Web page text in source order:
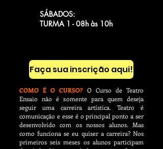
SÁBADOS:
TURMA 1 - 08h às 10h
Faça sua inscrição aqui!
COMO É O CURSO? O Curso de Teatro
Ensaio não é somente para quem deseja
seguir uma carreira artística. Teatro é
comunicação e esse é o principal ponto a ser
desenvolvido com os nossos alunos. Mas
como funciona se eu quiser a carreira? Nos
primeiros seis meses os alunos participam